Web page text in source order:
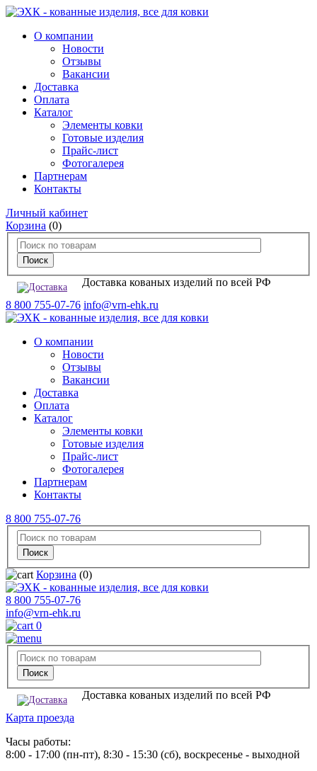
О компании
Новости
Отзывы
Вакансии
Доставка
Оплата
Каталог
Элементы ковки
Готовые изделия
Прайс-лист
Фотогалерея
Партнерам
Контакты
Личный кабинет
Корзина (0)
Доставка кованых изделий по всей РФ
8 800 755-07-76 info@vrn-ehk.ru
О компании
Новости
Отзывы
Вакансии
Доставка
Оплата
Каталог
Элементы ковки
Готовые изделия
Прайс-лист
Фотогалерея
Партнерам
Контакты
8 800 755-07-76
Корзина (0)
8 800 755-07-76
info@vrn-ehk.ru
0
Доставка кованых изделий по всей РФ
Карта проезда
Часы работы:
8:00 - 17:00 (пн-пт), 8:30 - 15:30 (сб), воскресенье - выходной